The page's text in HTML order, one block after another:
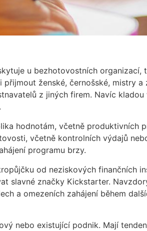
u bezhotovostních
ženské, černošské, mistry
z jiných firem. Navíc
hodnotám, včetně produktivních
včetně kontrolních výdajů
programu brzy.
od neziskových finančních
slavné značky Kickstarter.
a omezeních zahájení během
nebo existující podnik. Mají